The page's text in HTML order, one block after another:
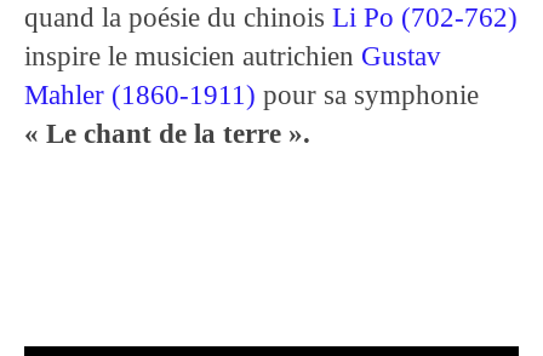
quand la poésie du chinois Li Po (702-762)
inspire le musicien autrichien Gustav
Mahler (1860-1911) pour sa symphonie
« Le chant de la terre ».